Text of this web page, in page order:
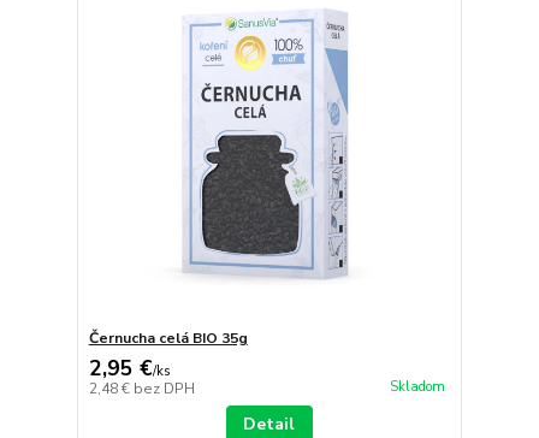
Černucha celá BIO 35g
2,95 €/ks
2,48 € bez DPH Skladom
Detail